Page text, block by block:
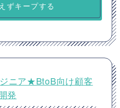
ずキープする
ジニア★BtoB向け顧客
発